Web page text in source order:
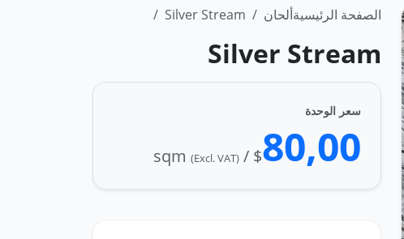
الصفحة الرئيسيةألحان Silver Stream
Silver Stream
سعر الوحدة
80,00
$ / sqm
(Excl. VAT)